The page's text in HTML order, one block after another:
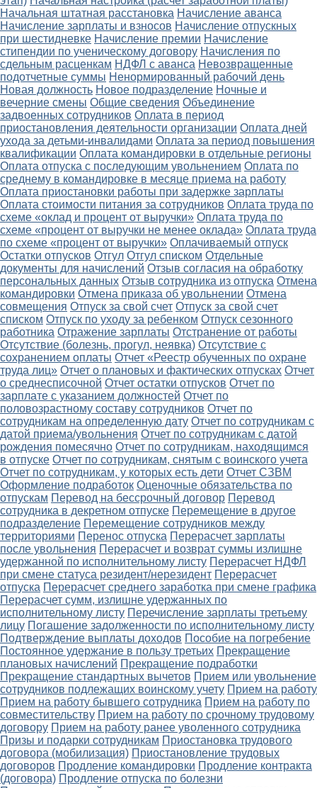
Начальная штатная расстановка Начисление аванса
Начисление зарплаты и взносов Начисление отпускных
при шестидневке Начисление премии Начисление
стипендии по ученическому договору Начисления по
сдельным расценкам НДФЛ с аванса Невозвращенные
подотчетные суммы Ненормированный рабочий день
Новая должность Новое подразделение Ночные и
вечерние смены Общие сведения Объединение
задвоенных сотрудников Оплата в период
приостановления деятельности организации Оплата дней
ухода за детьми-инвалидами Оплата за период повышения
квалификации Оплата командировки в отдельные регионы
Оплата отпуска с последующим увольнением Оплата по
среднему в командировке в месяце приема на работу
Оплата приостановки работы при задержке зарплаты
Оплата стоимости питания за сотрудников Оплата труда по
схеме «оклад и процент от выручки» Оплата труда по
схеме «процент от выручки не менее оклада» Оплата труда
по схеме «процент от выручки» Оплачиваемый отпуск
Остатки отпусков Отгул Отгул списком Отдельные
документы для начислений Отзыв согласия на обработку
персональных данных Отзыв сотрудника из отпуска Отмена
командировки Отмена приказа об увольнении Отмена
совмещения Отпуск за свой счет Отпуск за свой счет
списком Отпуск по уходу за ребенком Отпуск сезонного
работника Отражение зарплаты Отстранение от работы
Отсутствие (болезнь, прогул, неявка) Отсутствие с
сохранением оплаты Отчет «Реестр обученных по охране
труда лиц» Отчет о плановых и фактических отпусках Отчет
о среднесписочной Отчет остатки отпусков Отчет по
зарплате с указанием должностей Отчет по
половозрастному составу сотрудников Отчет по
сотрудникам на определенную дату Отчет по сотрудникам с
датой приема/увольнения Отчет по сотрудникам с датой
рождения помесячно Отчет по сотрудникам, находящимся
в отпуске Отчет по сотрудникам, снятым с воинского учета
Отчет по сотрудникам, у которых есть дети Отчет СЗВМ
Оформление подработок Оценочные обязательства по
отпускам Перевод на бессрочный договор Перевод
сотрудника в декретном отпуске Перемещение в другое
подразделение Перемещение сотрудников между
территориями Перенос отпуска Перерасчет зарплаты
после увольнения Перерасчет и возврат суммы излишне
удержанной по исполнительному листу Перерасчет НДФЛ
при смене статуса резидент/нерезидент Перерасчет
отпуска Перерасчет среднего заработка при смене графика
Перерасчет сумм, излишне удержанных по
исполнительному листу Перечисление зарплаты третьему
лицу Погашение задолженности по исполнительному листу
Подтверждение выплаты доходов Пособие на погребение
Постоянное удержание в пользу третьих Прекращение
плановых начислений Прекращение подработки
Прекращение стандартных вычетов Прием или увольнение
сотрудников подлежащих воинскому учету Прием на работу
Прием на работу бывшего сотрудника Прием на работу по
совместительству Прием на работу по срочному трудовому
договору Прием на работу ранее уволенного сотрудника
Призы и подарки сотрудникам Приостановка трудового
договора (мобилизация) Приостановление трудовых
договоров Продление командировки Продление контракта
(договора) Продление отпуска по болезни